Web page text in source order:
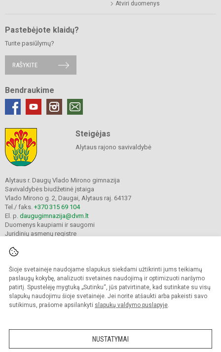
Šioje svetainėje naudojame slapukus siekdami užtikrinti jums teikiamų
paslaugų kokybę, analizuoti svetainės naudojimą ir optimizuoti naršymo
patirtį. Spustelėję mygtuką „Sutinku“, jūs patvirtinate, kad sutinkate su visų
slapukų naudojimu šioje svetainėje. Jei norite atšaukti arba pakeisti savo
sutikimus, prašome apsilankyti slapukų valdymo puslapyje.
NUSTATYMAI
Atviri duomenys
Pastebėjote klaidų?
Turite pasiūlymų?
RAŠYKITE
Bendraukime
Steigėjas
Alytaus rajono savivaldybė
Alytaus r. Daugų Vlado Mirono gimnazija
Savivaldybės biudžetinė įstaiga
Vlado Mirono g. 2, Daugai, Alytaus raj. 64137
Tel./ faks. +370 315 69 104
El. p. daugugimnazija@dvm.lt
Duomenys kaupiami ir saugomi
Juridinių asmenų registre
© 2024. Alytaus r. Daugų Vlado Mirono gimnazija. Visos teisės saugomos.
Kopijuoti turinį be raštiško įstaigos administracijos sutikimo griežtai draudžiama.
Prieinamumo paraiška Slapukų valdymas